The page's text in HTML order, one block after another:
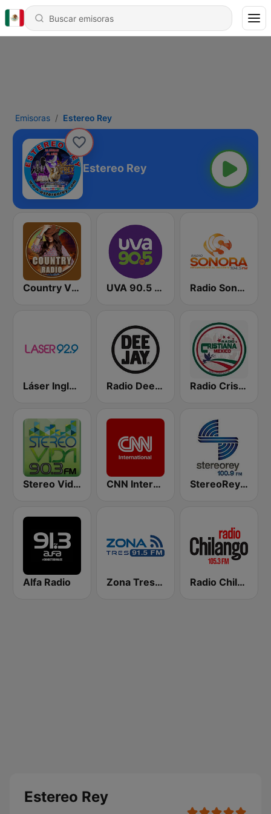
Emisoras Estereo Rey
Estereo Rey
Country Vibes UVA 90.5 FM Radio Sonora 104.5 FM
Láser Inglés 92.9 Radio Deejay Radio Cristiana México
Stereo Vida 90.3 FM CNN International StereoRey 100.9 FM
Alfa Radio Zona Tres 91.5 FM Radio Chilango 105.3 FM
Estereo Rey